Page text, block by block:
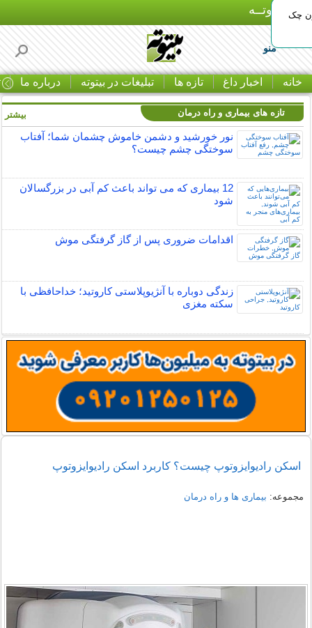
بـیتوتــه
منو
خانه اخبار داغ تازه ها تبلیغات در بیتوته درباره ما
چک
تازه های بیماری و راه درمان
نور خورشید و دشمن خاموش چشمان شما؛ آفتاب
سوختگی چشم چیست؟
12 بیماری که می تواند باعث کم آبی در بزرگسالان
شود
اقدامات ضروری پس از گاز گرفتگی موش
زندگی دوباره با آنژیوپلاستی کاروتید؛ خداحافظی با
سکته مغزی
بیشتر
اسکن رادیوایزوتوپ چیست؟ کاربرد اسکن رادیوایزوتوپ
مجموعه: بیماری ها و راه درمان